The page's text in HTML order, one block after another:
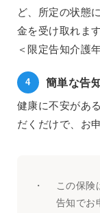
ど、所定の状態
金を受け取れます
＜限定告知介護
簡単な告
健康に不安があ
だくだけで、お
・
この保険
告知でお